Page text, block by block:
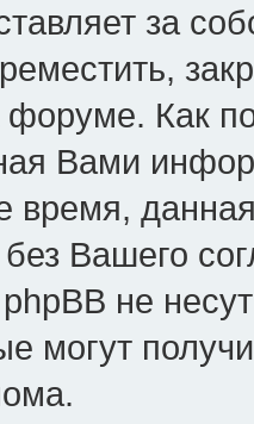
за
Как
Вами
время,
Вашего
не
могут